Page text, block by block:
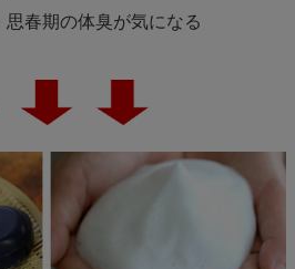
思春期の体臭が気になる